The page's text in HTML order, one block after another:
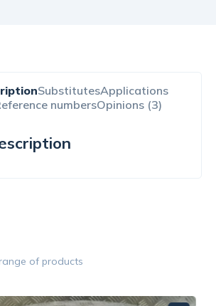
SubstitutesApplications
numbersOpinions (3)
of products